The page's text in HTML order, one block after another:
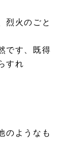
火のごと
得
すれ
のようなも